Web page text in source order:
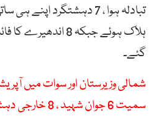
تبادلہ ہوا ، 7 دہشتگرد
ہلاک ہوئے جبکہ 8
گئے۔
شمالی وزیرستان اور سوات میں
سمیت 6 جوان شہید ، 8 خارجی دہشتگرد ہلاک